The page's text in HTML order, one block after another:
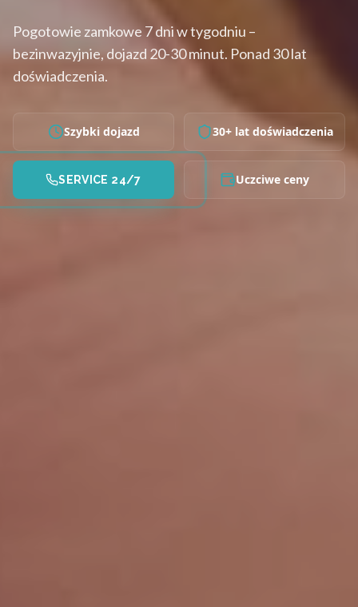
Pogotowie zamkowe 7 dni w tygodniu –
bezinwazyjnie, dojazd 20-30 minut. Ponad 30 lat
doświadczenia.
Szybki dojazd 30+ lat doświadczenia
SERVICE 24/7 Uczciwe ceny